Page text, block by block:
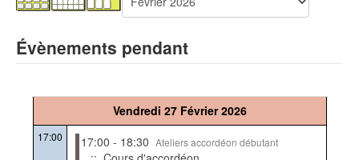
Évènements pendant
Vendredi 27 Février 2026
17:00 17:00 - 18:30 Ateliers accordéon débutant